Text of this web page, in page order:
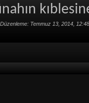
Temmuz 13, 2014,